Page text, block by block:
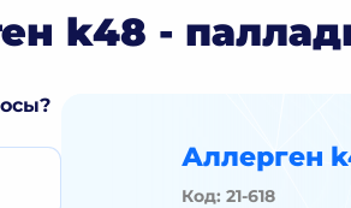
k48 -
Аллерген
Код: 21-618